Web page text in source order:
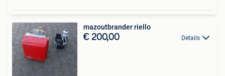
mazoutbrander riello
€ 200,00 Details